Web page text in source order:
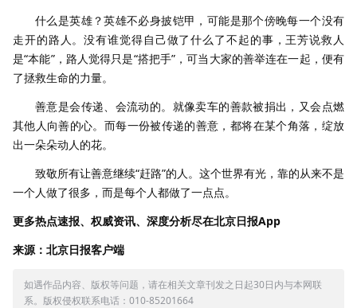
什么是英雄？英雄不必身披铠甲，可能是那个傍晚每一个没有
走开的路人。没有谁觉得自己做了什么了不起的事，王芳说救人
是“本能”，路人觉得只是“搭把手”，可当大家的善举连在一起，便有
了拯救生命的力量。
善意是会传递、会流动的。就像卖车的善款被捐出，又会点燃
其他人向善的心。而每一份被传递的善意，都将在某个角落，绽放
出一朵朵动人的花。
致敬所有让善意继续“赶路”的人。这个世界有光，靠的从来不是
一个人做了很多，而是每个人都做了一点点。
更多热点速报、权威资讯、深度分析尽在北京日报App
来源：北京日报客户端
如遇作品内容、版权等问题，请在相关文章刊发之日起30日内与本网联
系。版权侵权联系电话：010-85201664